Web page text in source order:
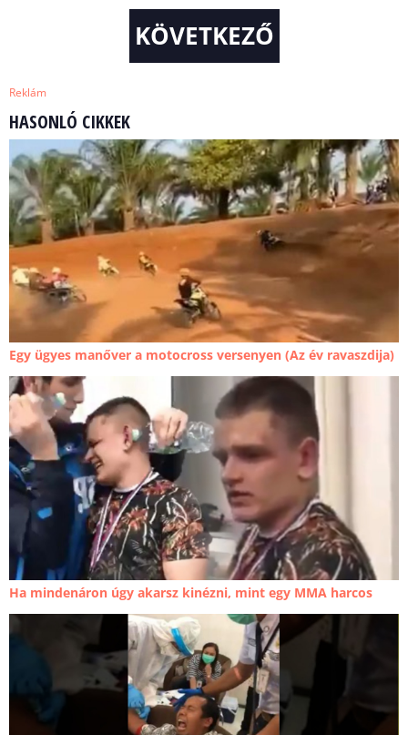
KÖVETKEZŐ
Reklám
HASONLÓ CIKKEK
Egy ügyes manőver a motocross versenyen (Az év ravaszdija)
Ha mindenáron úgy akarsz kinézni, mint egy MMA harcos